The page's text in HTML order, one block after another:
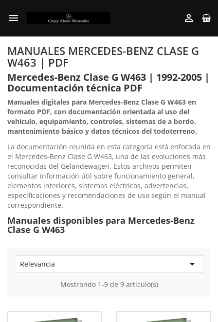
 
MANUALES MERCEDES-BENZ CLASE G
W463 | PDF
Mercedes-Benz Clase G W463 | 1992-2005 |
Documentación técnica PDF
Manuales digitales para Mercedes-Benz Clase G W463 en
formato PDF, con documentación orientada al uso del
vehículo, equipamiento, controles, sistemas de a bordo,
mantenimiento básico y datos técnicos del todoterreno.
La documentación reunida en esta categoría está enfocada en
el Mercedes-Benz Clase G W463, una de las evoluciones más
reconocidas del Geländewagen. Estos archivos permiten
consultar información útil sobre funcionamiento general,
elementos interiores, sistemas eléctricos, advertencias,
especificaciones y recomendaciones de uso según el manual
correspondiente.
Manuales disponibles para Mercedes-Benz
Clase G W463
Relevancia 
Mostrando 1-9 de 9 artículo(s)